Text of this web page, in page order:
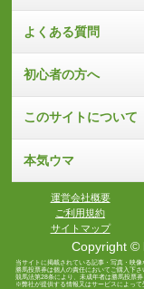
よくある質問
初心者の方へ
このサイトについて
本気ウマ
運営会社概要
ご利用規約
サイトマップ
Copyright ©
当サイトに掲載されている記事・写真・映像
勝馬投票券は個人の責任においてご購入下
競馬法第28条により、未成年者は勝馬投票
※弊社が提供する情報又はサービスによっ